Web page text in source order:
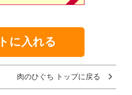
に入れる
肉のひぐち トップに戻る